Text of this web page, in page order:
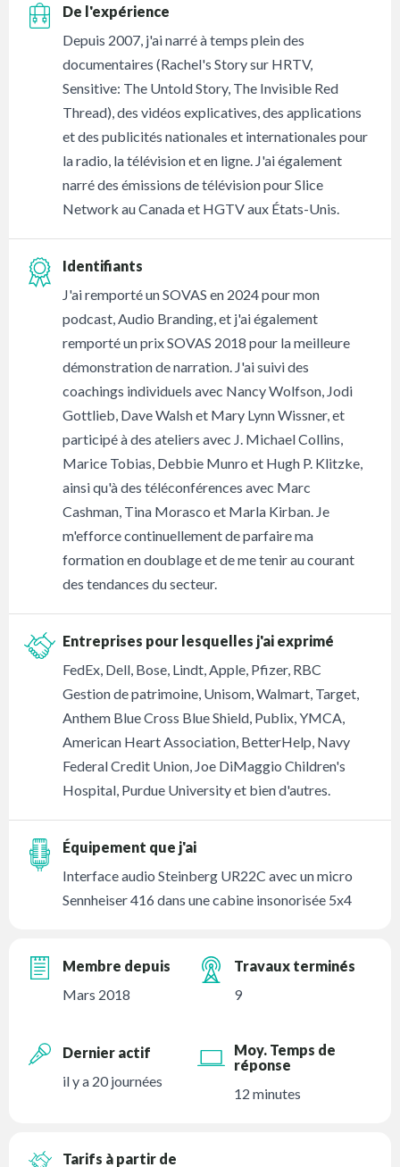
De l'expérience
Depuis 2007, j'ai narré à temps plein des
documentaires (Rachel's Story sur HRTV,
Sensitive: The Untold Story, The Invisible Red
Thread), des vidéos explicatives, des applications
et des publicités nationales et internationales pour
la radio, la télévision et en ligne. J'ai également
narré des émissions de télévision pour Slice
Network au Canada et HGTV aux États-Unis.
Identifiants
J'ai remporté un SOVAS en 2024 pour mon
podcast, Audio Branding, et j'ai également
remporté un prix SOVAS 2018 pour la meilleure
démonstration de narration. J'ai suivi des
coachings individuels avec Nancy Wolfson, Jodi
Gottlieb, Dave Walsh et Mary Lynn Wissner, et
participé à des ateliers avec J. Michael Collins,
Marice Tobias, Debbie Munro et Hugh P. Klitzke,
ainsi qu'à des téléconférences avec Marc
Cashman, Tina Morasco et Marla Kirban. Je
m'efforce continuellement de parfaire ma
formation en doublage et de me tenir au courant
des tendances du secteur.
Entreprises pour lesquelles j'ai exprimé
FedEx, Dell, Bose, Lindt, Apple, Pfizer, RBC
Gestion de patrimoine, Unisom, Walmart, Target,
Anthem Blue Cross Blue Shield, Publix, YMCA,
American Heart Association, BetterHelp, Navy
Federal Credit Union, Joe DiMaggio Children's
Hospital, Purdue University et bien d'autres.
Équipement que j'ai
Interface audio Steinberg UR22C avec un micro
Sennheiser 416 dans une cabine insonorisée 5x4
Membre depuis
Mars 2018
Travaux terminés
9
Dernier actif
il y a 20 journées
Moy. Temps de
réponse
12 minutes
Tarifs à partir de